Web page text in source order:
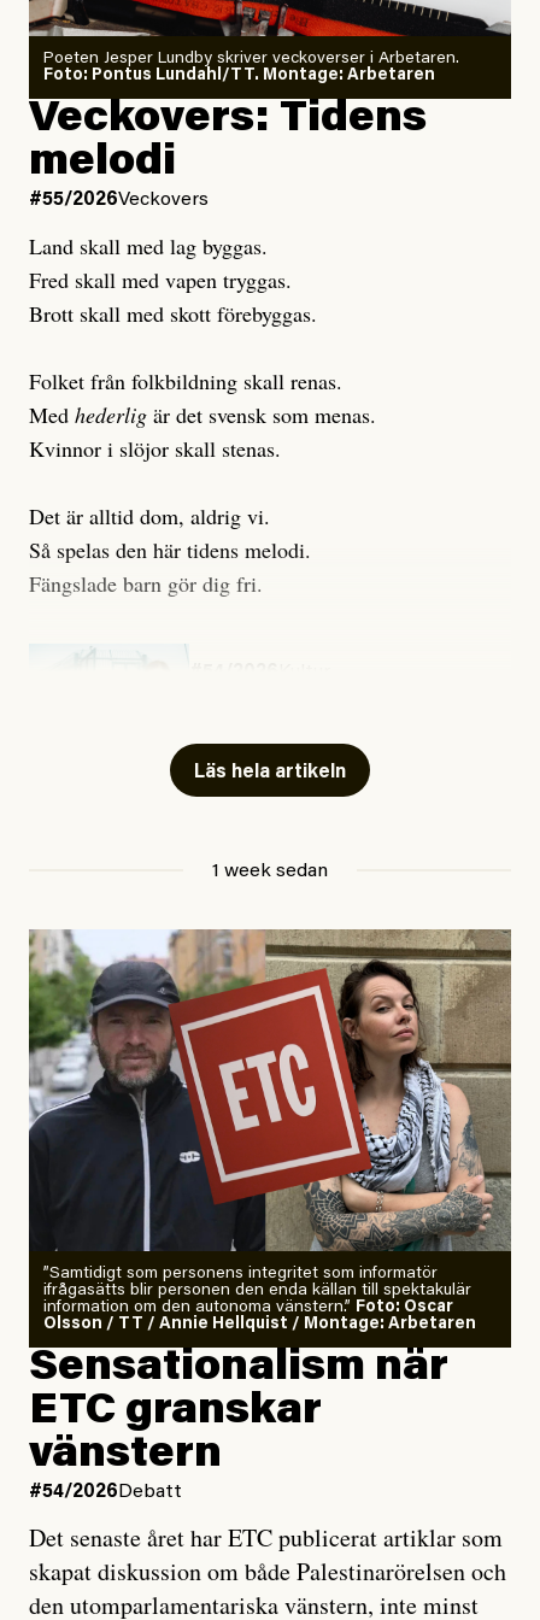
Publicerad6 August, 2026
Uppdaterad6 August, 2026
Joel Kellgren
Publicerad3 August, 2026
Uppdaterad3 August, 2026
Poeten Jesper Lundby skriver veckoverser i Arbetaren.
Foto: Pontus Lundahl/TT. Montage: Arbetaren
Veckovers: Tidens
melodi
#55/2026Veckovers
Land skall med lag byggas.
Fred skall med vapen tryggas.
Brott skall med skott förebyggas.
Folket från folkbildning skall renas.
Med hederlig är det svensk som menas.
Kvinnor i slöjor skall stenas.
Det är alltid dom, aldrig vi.
Så spelas den här tidens melodi.
Fängslade barn gör dig fri.
Läs hela artikeln
1 week sedan
”Samtidigt som personens integritet som informatör
ifrågasätts blir personen den enda källan till spektakulär
information om den autonoma vänstern.” Foto: Oscar
Olsson / TT / Annie Hellquist / Montage: Arbetaren
Sensationalism när
ETC granskar
vänstern
#54/2026 Debatt
Det senaste året har ETC publicerat artiklar som
skapat diskussion om både Palestinarörelsen och
den utomparlamentariska vänstern, inte minst